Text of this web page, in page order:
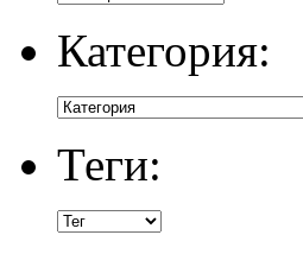
Категория:
Теги: